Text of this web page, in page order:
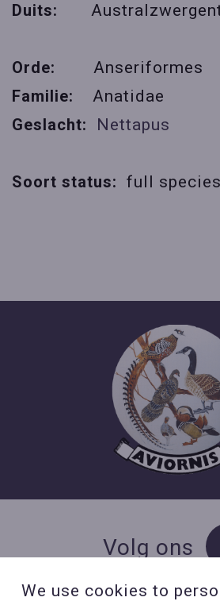
Duits:
Orde: Anseriformes
Familie: Anatidae
Geslacht:
Nettapus
Soort status: full species
Volg ons
We use cookies to